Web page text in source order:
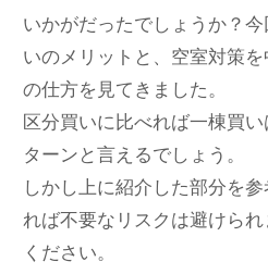
いかがだったでしょうか？
いのメリットと、空室対策
の仕方を見てきました。
区分買いに比べれば一棟買
ターンと言えるでしょう。
しかし上に紹介した部分を
れば不要なリスクは避けら
ください。